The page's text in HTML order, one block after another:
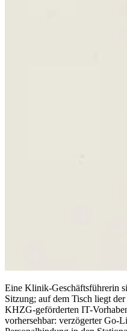
Eine Klinik-Geschäftsführerin
Sitzung; auf dem Tisch liegt
KHZG-geförderten IT-
vorhersehbar: verzögerter Go-